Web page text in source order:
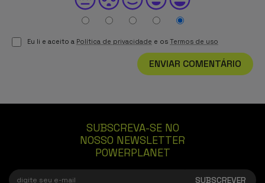
Eu li e aceito a Política de privacidade e os Termos de uso
ENVIAR COMENTÁRIO
SUBSCREVA-SE NO
NOSSO NEWSLETTER
POWERPLANET